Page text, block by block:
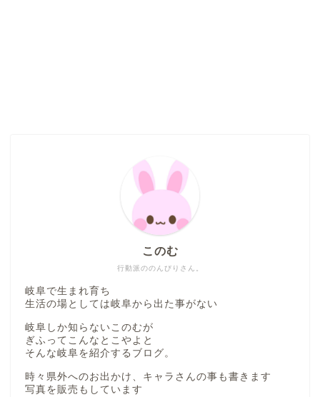
行動派ののんびりさん。
このむ
岐阜で生まれ育ち
生活の場としては岐阜から出た事がない
岐阜しか知らないこのむが
ぎふってこんなとこやよと
そんな岐阜を紹介するブログ。
時々県外へのお出かけ、キャラさんの事も書きます
写真を販売もしています